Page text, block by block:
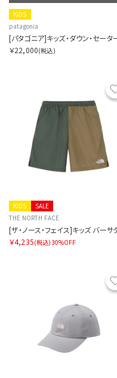
KIDS
patagonia
[パタゴニア]キッズ・ダウン・セータ
￥22,000(税込)
SALE
KIDS
THE NORTH FACE
￥4,235(税込)30%OFF